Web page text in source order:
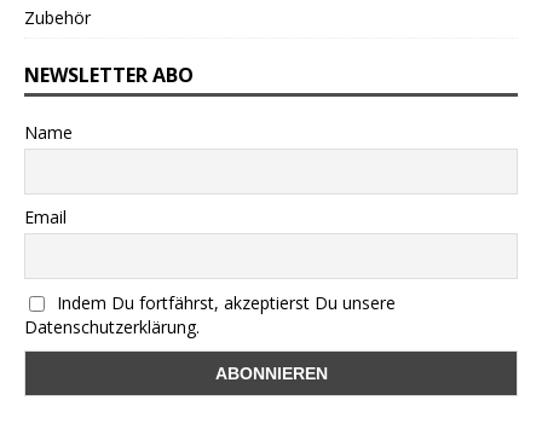
Zubehör
NEWSLETTER ABO
Name
Email
Indem Du fortfährst, akzeptierst Du unsere
Datenschutzerklärung.